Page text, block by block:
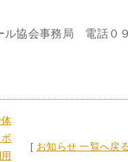
ル協会事務局 電話０
[ お知らせ 一覧へ戻